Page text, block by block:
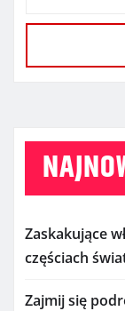
Zaskakujące
częściach
Zajmij się